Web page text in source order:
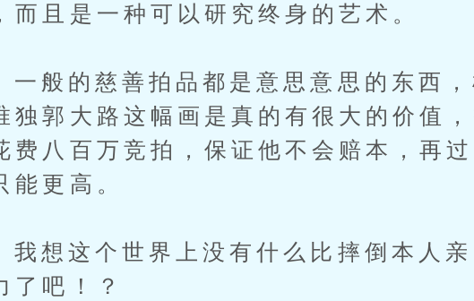
而且是一种可以研究终身的艺术。
的慈善拍品都是意思意思的东西，
独郭大路这幅画是真的有很大的价值
费八百万竞拍，保证他不会赔本，再
能更高。
这个世界上没有什么比摔倒本人亲
了吧！？